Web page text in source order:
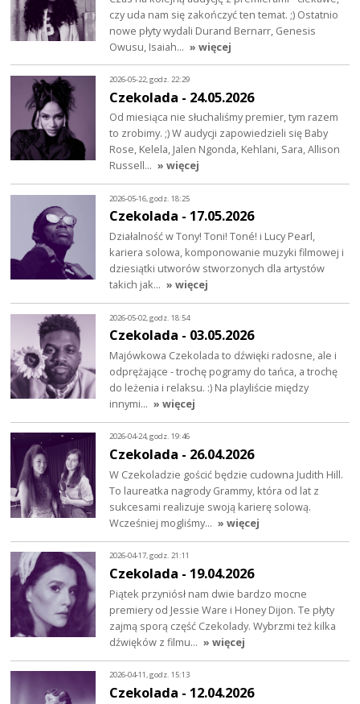
czy uda nam się zakończyć ten temat. ;) Ostatnio
nowe płyty wydali Durand Bernarr, Genesis
Owusu, Isaiah… » więcej
2026-05-22, godz. 22:29
Czekolada - 24.05.2026
Od miesiąca nie słuchaliśmy premier, tym razem
to zrobimy. ;) W audycji zapowiedzieli się Baby
Rose, Kelela, Jalen Ngonda, Kehlani, Sara, Allison
Russell… » więcej
2026-05-16, godz. 18:25
Czekolada - 17.05.2026
Działalność w Tony! Toni! Toné! i Lucy Pearl,
kariera solowa, komponowanie muzyki filmowej i
dziesiątki utworów stworzonych dla artystów
takich jak… » więcej
2026-05-02, godz. 18:54
Czekolada - 03.05.2026
Majówkowa Czekolada to dźwięki radosne, ale i
odprężające - trochę pogramy do tańca, a trochę
do leżenia i relaksu. :) Na playliście między
innymi… » więcej
2026-04-24, godz. 19:46
Czekolada - 26.04.2026
W Czekoladzie gościć będzie cudowna Judith Hill.
To laureatka nagrody Grammy, która od lat z
sukcesami realizuje swoją karierę solową.
Wcześniej mogliśmy… » więcej
2026-04-17, godz. 21:11
Czekolada - 19.04.2026
Piątek przyniósł nam dwie bardzo mocne
premiery od Jessie Ware i Honey Dijon. Te płyty
zajmą sporą część Czekolady. Wybrzmi też kilka
dźwięków z filmu… » więcej
2026-04-11, godz. 15:13
Czekolada - 12.04.2026